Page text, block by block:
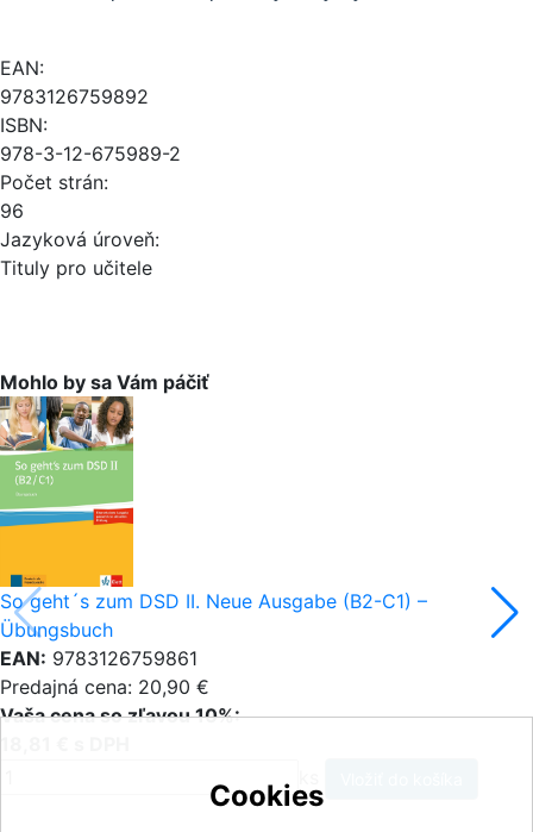
EAN:
9783126759892
ISBN:
978-3-12-675989-2
Počet strán:
96
Jazyková úroveň:
Tituly pro učitele
Mohlo by sa Vám páčiť
So geht´s zum DSD II. Neue Ausgabe (B2-C1) –
Übungsbuch
EAN: 9783126759861
Predajná cena: 20,90 €
Vaša cena so zľavou 10%:
Cookies